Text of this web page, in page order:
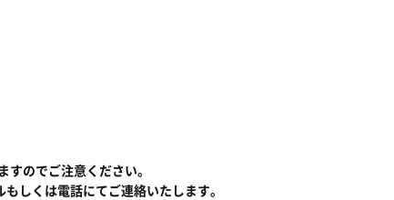
のでご注意ください。
しくは電話にてご連絡いたします。